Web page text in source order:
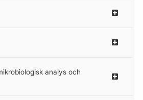
analys och